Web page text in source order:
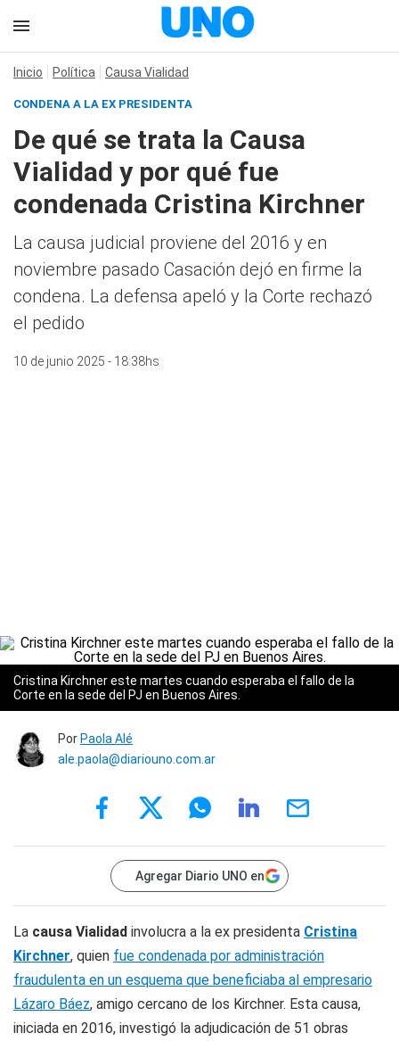
Inicio Política Causa Vialidad
CONDENA A LA EX PRESIDENTA
De qué se trata la Causa
Vialidad y por qué fue
condenada Cristina Kirchner
La causa judicial proviene del 2016 y en
noviembre pasado Casación dejó en firme la
condena. La defensa apeló y la Corte rechazó
el pedido
10 de junio 2025 - 18:38hs
Cristina Kirchner este martes cuando esperaba el fallo de la
Corte en la sede del PJ en Buenos Aires.
Por Paola Alé
ale.paola@diariouno.com.ar
Agregar Diario UNO en
La causa Vialidad involucra a la ex presidenta Cristina
Kirchner, quien fue condenada por administración
fraudulenta en un esquema que beneficiaba al empresario
Lázaro Báez, amigo cercano de los Kirchner. Esta causa,
iniciada en 2016, investigó la adjudicación de 51 obras